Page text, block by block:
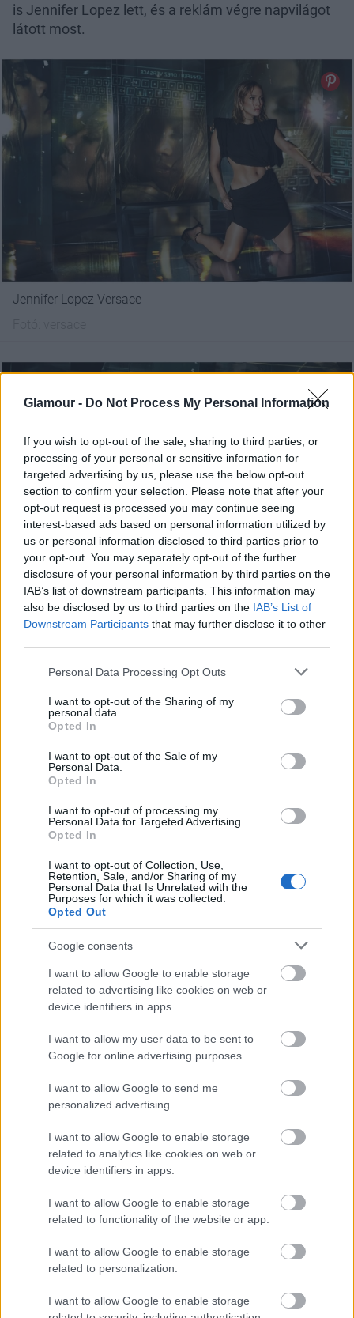
Glamour - Do Not Process My Personal Information
If you wish to opt-out of the sale, sharing to third parties, or
processing of your personal or sensitive information for
targeted advertising by us, please use the below opt-out
section to confirm your selection. Please note that after your
opt-out request is processed you may continue seeing
interest-based ads based on personal information utilized by
us or personal information disclosed to third parties prior to
your opt-out. You may separately opt-out of the further
disclosure of your personal information by third parties on the
IAB’s list of downstream participants. This information may
also be disclosed by us to third parties on the IAB’s List of
Downstream Participants that may further disclose it to other
Please note that this website/app uses one or more Google
not limited to your visit or usage behaviour. You may click to
grant or deny consent to Google and its third-party tags to
use your data for below specified purposes in below Google
consent section.
Personal Data Processing Opt Outs
I want to opt-out of the Sharing of my
personal data.
Opted In
I want to opt-out of the Sale of my
Personal Data.
Opted In
I want to opt-out of processing my
Personal Data for Targeted Advertising.
Opted In
I want to opt-out of Collection, Use,
Retention, Sale, and/or Sharing of my
Personal Data that Is Unrelated with the
Purposes for which it was collected.
Opted Out
Google consents
I want to allow Google to enable storage
related to advertising like cookies on web or
device identifiers in apps.
I want to allow my user data to be sent to
Google for online advertising purposes.
I want to allow Google to send me
personalized advertising.
I want to allow Google to enable storage
related to analytics like cookies on web or
device identifiers in apps.
I want to allow Google to enable storage
related to functionality of the website or app.
I want to allow Google to enable storage
related to personalization.
I want to allow Google to enable storage
is Jennifer Lopez lett, és a reklám végre napvilágot
látott most.
Jennifer Lopez Versace
jennifer Lopez Versace
Fotó:versace
A fotók a legends Marcus Piggott és Mert Alas
között az ikonikus dzsungelmintás darabokat is
viseli, de más szexi összeállításban is láthatjuk a
futurisztikus hangulatú kampányban Kendall Jenner
mellett.
Jennifer Lopez Versace
versace